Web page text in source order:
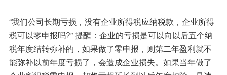
“我们公司长期亏损，没有企业所得税应纳税款，企业所得
税可以零申报吗?” 提醒：企业的亏损是可以向以后五个纳
税年度结转弥补的，如果做了零申报，则第二年盈利就不
能弥补以前年度亏损了，会造成企业损失。如果当年做了